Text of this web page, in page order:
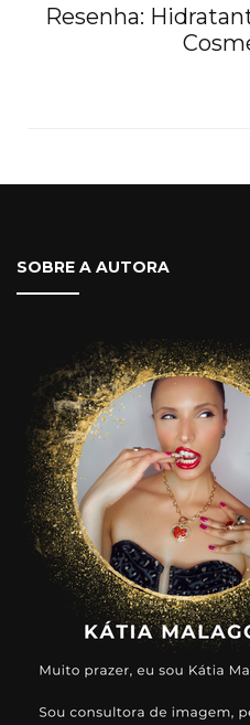
Resenha:
SOBRE A AUTORA